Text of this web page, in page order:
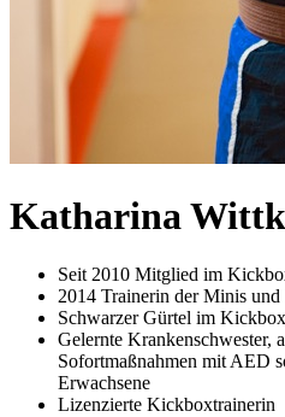
Katharina
Seit 2010 Mitglied im
2014 Trainerin der Minis
Schwarzer Gürtel im
Gelernte Krankenschwester,
Sofortmaßnahmen mit AED
Erwachsene
Lizenzierte Kickboxtrainerin